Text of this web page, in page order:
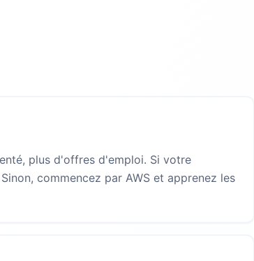
plus d'offres d'emploi. Si votre
commencez par AWS et apprenez les